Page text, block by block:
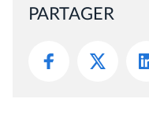
PARTAGER